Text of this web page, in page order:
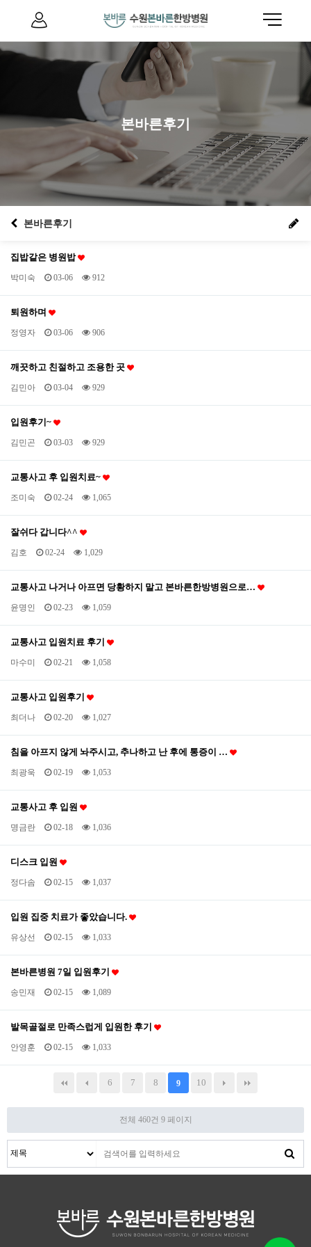
본바른후기
본바른후기
집밥같은 병원밥
박미숙 03-06 912
퇴원하며
정영자 03-06 906
깨끗하고 친절하고 조용한 곳
김민아 03-04 929
입원후기~
김민곤 03-03 929
교통사고 후 입원치료~
조미숙 02-24 1,065
잘쉬다 갑니다^^
김호 02-24 1,029
교통사고 나거나 아프면 당황하지 말고 본바른한방병원으로…
윤명인 02-23 1,059
교통사고 입원치료 후기
마수미 02-21 1,058
교통사고 입원후기
최더나 02-20 1,027
침을 아프지 않게 놔주시고, 추나하고 난 후에 통증이 …
최광욱 02-19 1,053
교통사고 후 입원
명금란 02-18 1,036
디스크 입원
정다솜 02-15 1,037
입원 집중 치료가 좋았습니다.
유상선 02-15 1,033
본바른병원 7일 입원후기
송민재 02-15 1,089
발목골절로 만족스럽게 입원한 후기
안영훈 02-15 1,033
6 7 8 9 10
전체 460건 9 페이지